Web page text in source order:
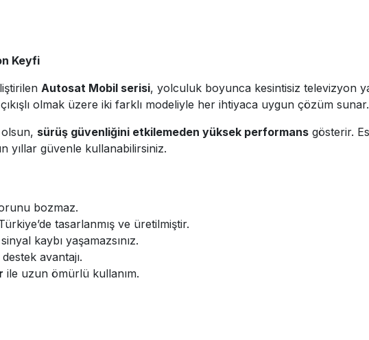
Keyfi
Autosat Mobil serisi, yolculuk boyunca kesintisiz televizyon
olmak üzere iki farklı modeliyle her ihtiyaca uygun çözüm sunar.
sürüş güvenliğini etkilemeden yüksek performans gösterir.
yıllar güvenle kullanabilirsiniz.
bozmaz.
tasarlanmış ve üretilmiştir.
kaybı yaşamazsınız.
avantajı.
ile uzun ömürlü kullanım.